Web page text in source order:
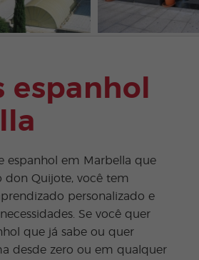
espanhol
espanhol em Marbella que
don Quijote, você tem
personalizado e
Se você quer
que já sabe ou quer
desde zero ou em qualquer